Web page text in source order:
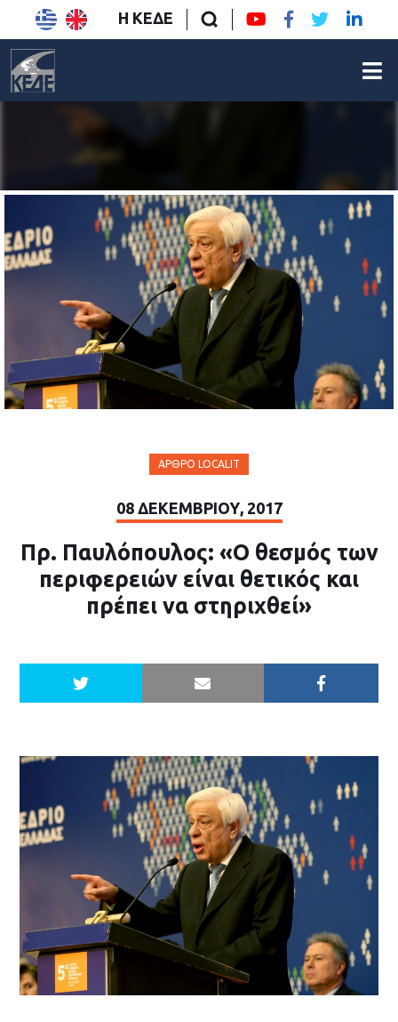
Η ΚΕΔΕ
ΆΡΘΡΟ LOCALIT
08 ΔΕΚΕΜΒΡΊΟΥ, 2017
Πρ. Παυλόπουλος: «Ο θεσμός των
περιφερειών είναι θετικός και
πρέπει να στηριχθεί»